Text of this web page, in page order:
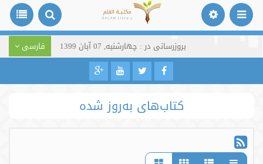
بروزرسانی در : چهارشنبه, 07 آبان 1399 فارسی
کتاب‌های به‌روز شده